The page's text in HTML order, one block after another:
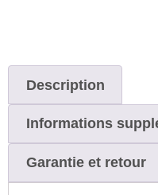
Description
Informations
Garantie et retour